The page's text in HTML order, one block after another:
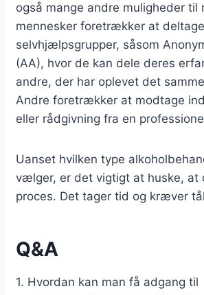
også mange andre muligheder til
mennesker foretrækker at
selvhjælpsgrupper, såsom
(AA), hvor de kan dele deres
andre, der har oplevet det
Andre foretrækker at modtage
eller rådgivning fra en
Uanset hvilken type
vælger, er det vigtigt at huske, at
proces. Det tager tid og kræver tål
Q&A
1. Hvordan kan man få adgang til